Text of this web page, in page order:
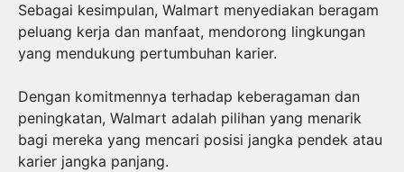
Sebagai kesimpulan, Walmart menyediakan beragam
peluang kerja dan manfaat, mendorong lingkungan
yang mendukung pertumbuhan karier.
Dengan komitmennya terhadap keberagaman dan
peningkatan, Walmart adalah pilihan yang menarik
bagi mereka yang mencari posisi jangka pendek atau
karier jangka panjang.